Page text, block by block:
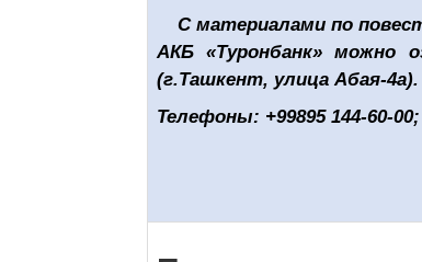
С материалами по
АКБ «Туронбанк» можно
(г.Ташкент, улица Абая-4а).
Телефоны: +99895 144-60-00;